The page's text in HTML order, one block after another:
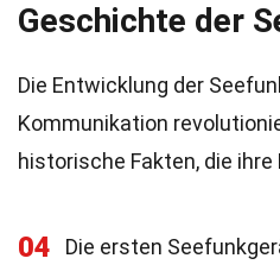
Geschichte der
Die Entwicklung der
Kommunikation
historische Fakten, die
04
Die ersten